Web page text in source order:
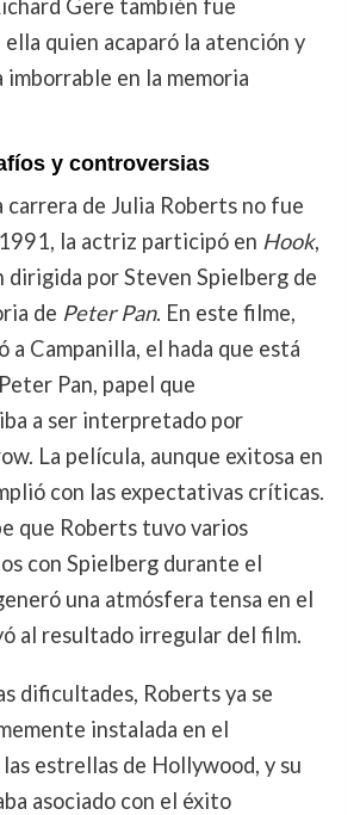
Gere también fue
quien acaparó la atención y
imborrable en la memoria
y controversias
carrera de Julia Roberts no fue
la actriz participó en Hook,
dirigida por Steven Spielberg de
de Peter Pan. En este filme,
Campanilla, el hada que está
Pan, papel que
a ser interpretado por
La película, aunque exitosa en
con las expectativas críticas.
que Roberts tuvo varios
con Spielberg durante el
una atmósfera tensa en el
al resultado irregular del film.
dificultades, Roberts ya se
instalada en el
estrellas de Hollywood, y su
asociado con el éxito